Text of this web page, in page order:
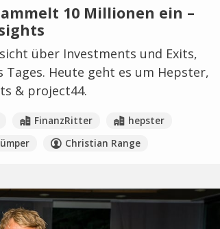
10 Millionen ein –
über Investments und Exits,
Heute geht es um Hepster,
& project44.
FinanzRitter
hepster
Christian Range